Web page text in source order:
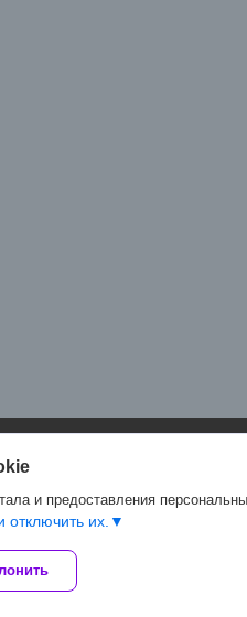
и предоставления
их.